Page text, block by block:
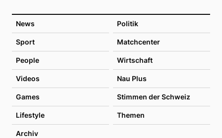
News Politik
Sport Matchcenter
People Wirtschaft
Videos Nau Plus
Games Stimmen der Schweiz
Lifestyle Themen
Archiv